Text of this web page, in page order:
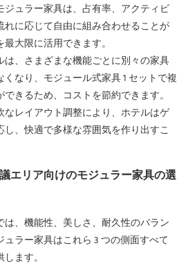
ジュラー家具は、占有率、アクティビ
に応じて自由に組み合わせることが
大限に活用できます。
は、さまざまな機能ごとに別々の家具
なり、モジュール式家具 1 セットで複
きるため、コストを節約できます。
なレイアウト調整により、ホテルはゲ
、快適で多様な雰囲気を作り出すこ
エリア向けのモジュラー家具の選
、機能性、美しさ、耐久性のバラン
ラー家具はこれら 3 つの側面すべて
ます。